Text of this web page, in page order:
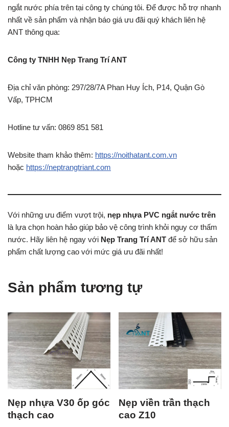
ngắt nước phía trên tại công ty chúng tôi. Để được hỗ trợ nhanh
nhất về sản phẩm và nhận báo giá ưu đãi quý khách liên hệ
ANT thông qua:
Công ty TNHH Nẹp Trang Trí ANT
Địa chỉ văn phòng: 297/28/7A Phan Huy Ích, P14, Quận Gò
Vấp, TPHCM
Hotline tư vấn: 0869 851 581
Website tham khảo thêm: https://noithatant.com.vn
hoặc https://neptrangtriant.com
Với những ưu điểm vượt trội, nẹp nhựa PVC ngắt nước trên
là lựa chọn hoàn hảo giúp bảo vệ công trình khỏi nguy cơ thấm
nước. Hãy liên hệ ngay với Nẹp Trang Trí ANT để sở hữu sản
phẩm chất lượng cao với mức giá ưu đãi nhất!
Sản phẩm tương tự
Nẹp nhựa V30 ốp góc
thạch cao
Nẹp viền trần thạch
cao Z10